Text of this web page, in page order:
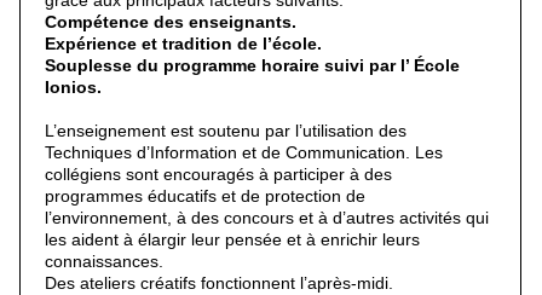
Compétence des enseignants.
Expérience et tradition de l’école.
Souplesse du programme horaire suivi par l’ École
Ionios.
L’enseignement est soutenu par l’utilisation des
Techniques d’Information et de Communication. Les
collégiens sont encouragés à participer à des
programmes éducatifs et de protection de
l’environnement, à des concours et à d’autres activités qui
les aident à élargir leur pensée et à enrichir leurs
connaissances.
Des ateliers créatifs fonctionnent l’après-midi.